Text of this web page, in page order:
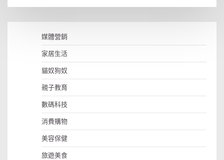
媒體營銷
家居生活
貓奴狗奴
親子教育
數碼科技
消費購物
美容保健
旅遊美食